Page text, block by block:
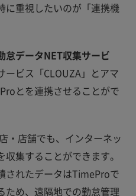
に重視したいのが「連携機
怠データNET収集サービ
ービス「CLOUZA」とアマ
とを連携させることがで
・店舗でも、インターネッ
集することができます。
されたデータはTimeProで
ため、遠隔地での勤怠管理